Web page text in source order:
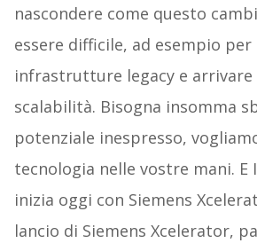
nascondere come questo
essere difficile, ad esempio
infrastrutture legacy e arrivare
scalabilità. Bisogna insomma
potenziale inespresso,
tecnologia nelle vostre mani. E
inizia oggi con Siemens
lancio di Siemens Xcelerator,